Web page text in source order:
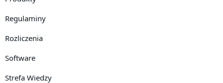
Regulaminy
Rozliczenia
Software
Strefa Wiedzy